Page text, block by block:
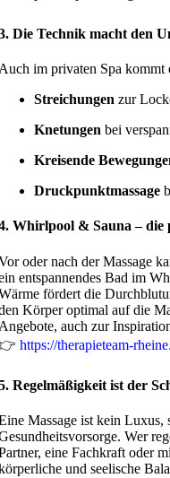
Die Technik macht den
im privaten Spa kommt
Streichungen zur
Knetungen bei
Kreisende
Druckpunktmassage
Whirlpool & Sauna – die
oder nach der Massage
entspannendes Bad im
fördert die
Körper optimal auf die
auch zur
https://therapieteam-
Regelmäßigkeit ist der
Massage ist kein Luxus,
Wer
eine Fachkraft oder
und seelische